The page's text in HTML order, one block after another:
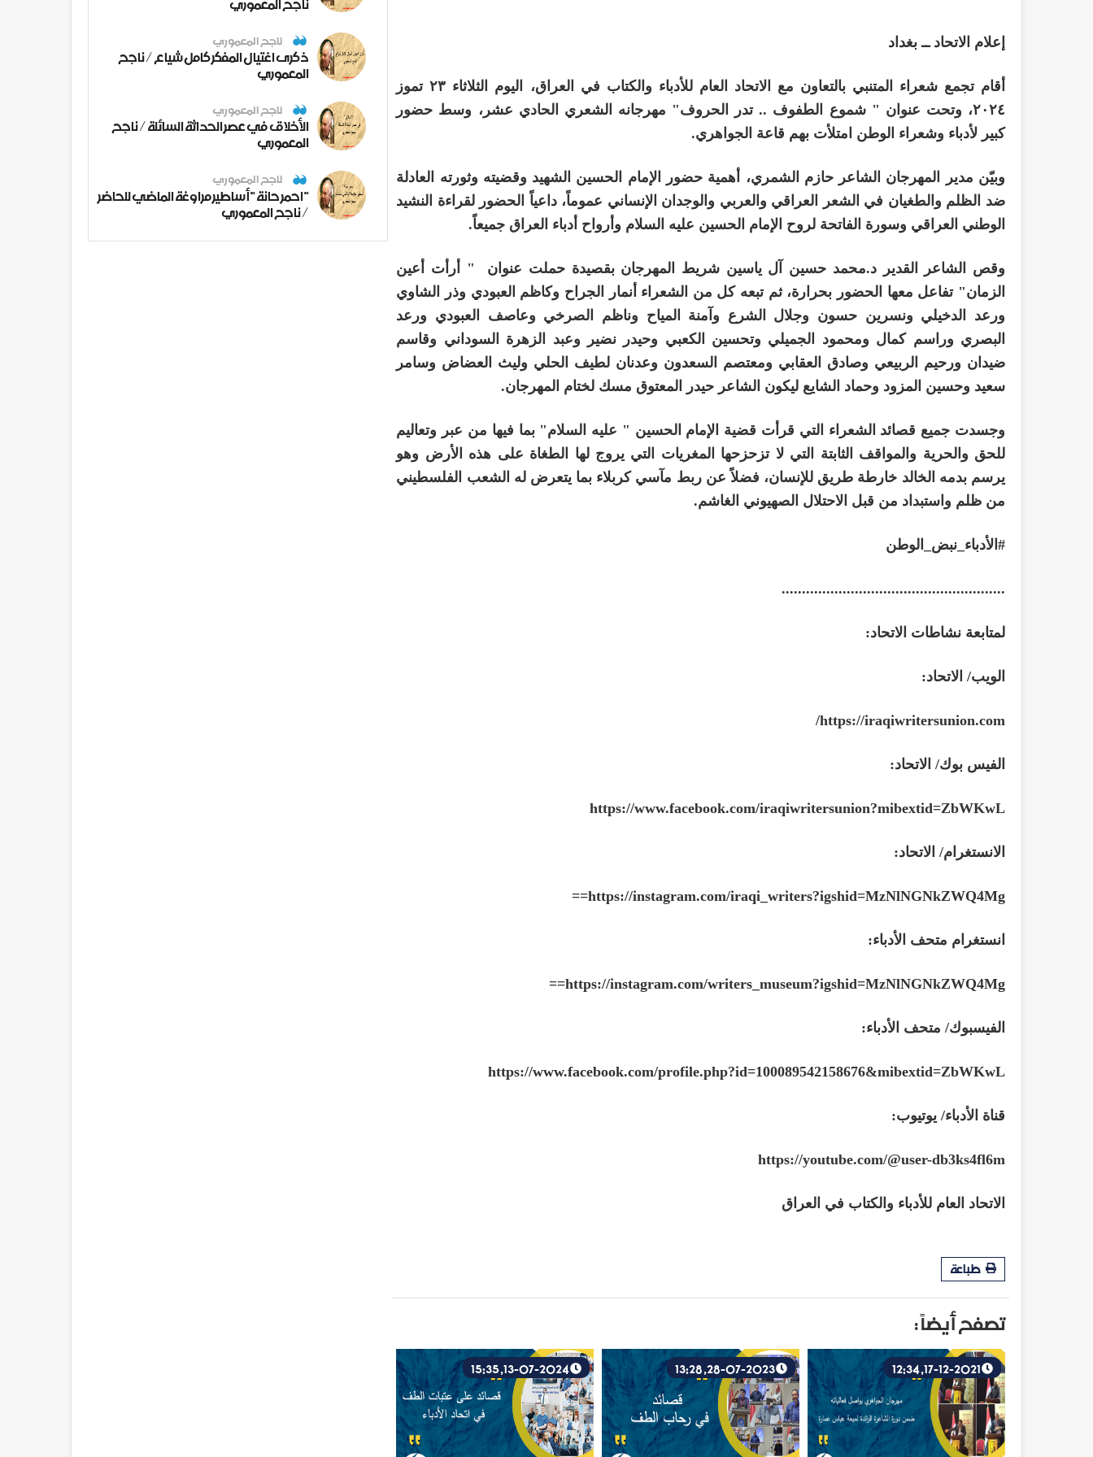
إعلام الاتحاد ــ بغداد
أقام تجمع شعراء المتنبي بالتعاون مع الاتحاد العام للأدباء والكتاب في العراق، اليوم الثلاثاء ٢٣ تموز
٢٠٢٤، وتحت عنوان " شموع الطفوف .. تدر الحروف" مهرجانه الشعري الحادي عشر، وسط حضور
كبير لأدباء وشعراء الوطن امتلأت بهم قاعة الجواهري.
وبيّن مدير المهرجان الشاعر حازم الشمري، أهمية حضور الإمام الحسين الشهيد وقضيته وثورته العادلة
ضد الظلم والطغيان في الشعر العراقي والعربي والوجدان الإنساني عموماً، داعياً الحضور لقراءة النشيد
الوطني العراقي وسورة الفاتحة لروح الإمام الحسين عليه السلام وأرواح أدباء العراق جميعاً.
وقص الشاعر القدير د.محمد حسين آل ياسين شريط المهرجان بقصيدة حملت عنوان " أرأت أعين
الزمان" تفاعل معها الحضور بحرارة، ثم تبعه كل من الشعراء أنمار الجراح وكاظم العبودي وذر الشاوي
ورعد الدخيلي ونسرين حسون وجلال الشرع وآمنة المياح وناظم الصرخي وعاصف العبودي ورعد
البصري وراسم كمال ومحمود الجميلي وتحسين الكعبي وحيدر نضير وعبد الزهرة السوداني وقاسم
ضيدان ورحيم الربيعي وصادق العقابي ومعتصم السعدون وعدنان لطيف الحلي وليث العضاض وسامر
سعيد وحسين المزود وحماد الشايع ليكون الشاعر حيدر المعتوق مسك لختام المهرجان.
وجسدت جميع قصائد الشعراء التي قرأت قضية الإمام الحسين " عليه السلام" بما فيها من عبر وتعاليم
للحق والحرية والمواقف الثابتة التي لا تزحزحها المغريات التي يروج لها الطغاة على هذه الأرض وهو
يرسم بدمه الخالد خارطة طريق للإنسان، فضلاً عن ربط مآسي كربلاء بما يتعرض له الشعب الفلسطيني
من ظلم واستبداد من قبل الاحتلال الصهيوني الغاشم.
#الأدباء_نبض_الوطن
.......................................................
لمتابعة نشاطات الاتحاد:
الويب/ الاتحاد:
https://iraqiwritersunion.com
/
الفيس بوك/ الاتحاد:
https://www.facebook.com/iraqiwritersunion?mibextid=ZbWKwL
الانستغرام/ الاتحاد:
https://instagram.com/iraqi_writers?igshid=MzNlNGNkZWQ4Mg
==
انستغرام متحف الأدباء:
https://instagram.com/writers_museum?igshid=MzNlNGNkZWQ4Mg
==
الفيسبوك/ متحف الأدباء:
https://www.facebook.com/profile.php?id=100089542158676&mibextid=ZbWKwL
قناة الأدباء/ يوتيوب:
https://youtube.com/@user-db3ks4fl6m
الاتحاد العام للأدباء والكتاب في العراق
طباعة
تصفح أيضاً :
28-07-2023, 13:28
13-07-2024, 15:35
ناجح المعموري
ناجح المعموري
ذكرى اغتيال المفكر كامل شياع / ناجح
المعموري
ناجح المعموري
الأخلاق في عصر الحداثة السائلة / ناجح
المعموري
ناجح المعموري
" احمر حانة " أساطير مراوغة الماضي للحاضر
/ ناجح المعموري